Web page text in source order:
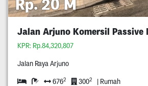
Rp. 20 M
KPR: Rp.84,320,807
Jalan Raya Arjuno
6762 3002 | Rumah